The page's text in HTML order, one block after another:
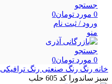
جستجو
0 مورد تومان0
ورود / ثبت نام
منو
جستجو
0 مورد تومان0
خانه رنگ رنگ صنعتی رنگ ترافیکی
سبز ساندورا کد 605 حلب